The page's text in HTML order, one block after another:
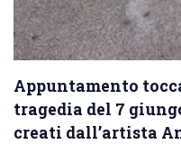
Appuntamento
tragedia del 7
creati dall’artista